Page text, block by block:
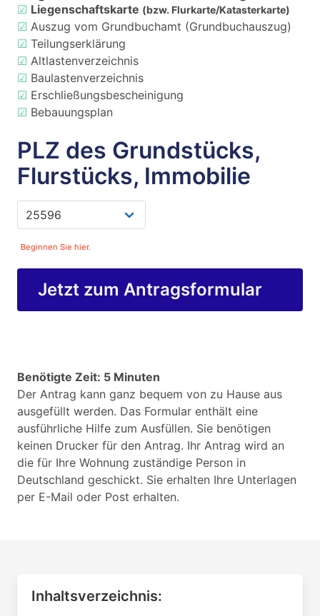
☑ Liegenschaftskarte (bzw. Flurkarte/Katasterkarte)
☑ Auszug vom Grundbuchamt (Grundbuchauszug)
☑ Teilungserklärung
☑ Altlastenverzeichnis
☑ Baulastenverzeichnis
☑ Erschließungsbescheinigung
☑ Bebauungsplan
PLZ des Grundstücks,
Flurstücks, Immobilie
Beginnen Sie hier.
Jetzt zum Antragsformular
Benötigte Zeit: 5 Minuten
Der Antrag kann ganz bequem von zu Hause aus
ausgefüllt werden. Das Formular enthält eine
ausführliche Hilfe zum Ausfüllen. Sie benötigen
keinen Drucker für den Antrag. Ihr Antrag wird an
die für Ihre Wohnung zuständige Person in
Deutschland geschickt. Sie erhalten Ihre Unterlagen
per E-Mail oder Post erhalten.
Inhaltsverzeichnis: